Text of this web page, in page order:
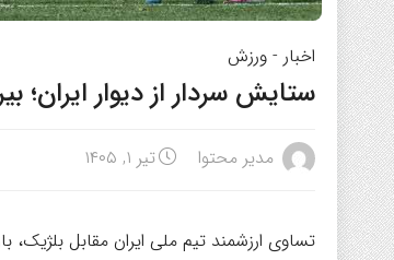
اخبار - ورزش
ستایش سردار از دیوار ایران؛
مدیر محتوا تیر ۱, ۱۴۰۵
تساوی ارزشمند تیم ملی ایران مقابل بلژیک،